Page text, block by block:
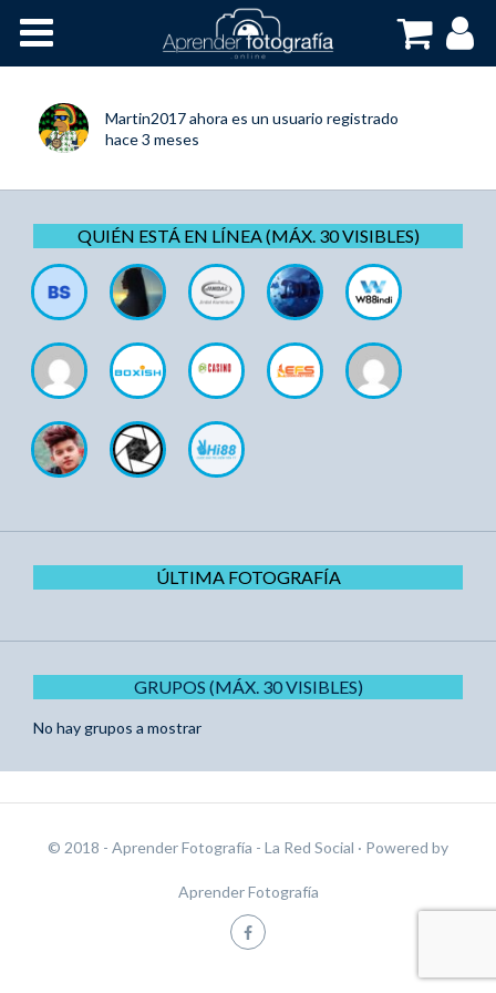
Cursos OnLine
Martin2017ahora es un usuario registrado
hace 3 meses
QUIÉN ESTÁ EN LÍNEA (MÁX. 30 VISIBLES)
ÚLTIMA FOTOGRAFÍA
GRUPOS (MÁX. 30 VISIBLES)
No hay grupos a mostrar
© 2018 - Aprender Fotografía - La Red Social · Powered by
Aprender Fotografía